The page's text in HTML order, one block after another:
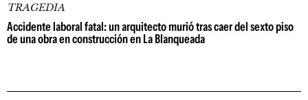
TRAGEDIA
Accidente laboral fatal: un arquitecto murió tras caer del sexto piso
de una obra en construcción en La Blanqueada